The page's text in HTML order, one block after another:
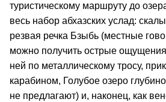
туристическому маршруту до
весь набор абхазских услад:
резвая речка Бзыбь (местные
можно получить острые
ней по металлическому тросу,
карабином, Голубое озеро
не предлагают) и, наконец, как